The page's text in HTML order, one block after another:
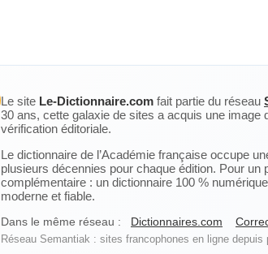
Le site Le-Dictionnaire.com fait partie du réseau
30 ans, cette galaxie de sites a acquis une image
vérification éditoriale.
Le dictionnaire de l’Académie française occupe
plusieurs décennies pour chaque édition. Pour
complémentaire : un dictionnaire 100 %
moderne et fiable.
Dans le même réseau : Dictionnaires.com
Réseau Semantiak : sites francophones en ligne